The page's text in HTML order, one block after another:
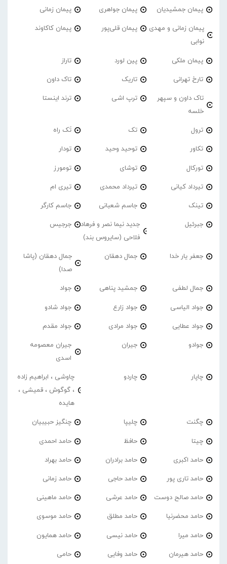
پیمان جمشیدیان پیمان جواهری پیمان زمانی
پیمان زمانی و مهدی
نوابی
پیمان قلی‌پور پیمان کاکاوند
پیمان ملکی پین لورد تاراز
تارخ تهرانی تاریک تاک داون
تاک داون و سپهر
خلسه
ترپ اشی ترند اینستا
ترول تک تَک راه
تکاور توحید وحید تودار
تورکال توشای تومورز
تیرداد کیانی تیرداد محمدی تیری ام
تینک جاسم شعبانی جاسم کارگر
جبرئیل
جدید نیما نصر و فرهاد
فلاحی (سایروس بند)
جرجیس
جعفر یار خدا جمال دهقان
جمال دهقان (پاشا
صدا)
جمال لطفی جمشید پناهی جواد
جواد الیاسی جواد زارع جواد شادو
جواد عطایی جواد مرادی جواد مقدم
جوادو جیران
جیران معصومه
اسدی
چاپار چاردو
چاوشی ، ابراهیم زاده
، گوگوش ، قمیشی ،
هایده
چگنت چلیپا چنگیز حبیبیان
چیتا حافظ حامد احمدی
حامد اکبری حامد برادران حامد بهراد
حامد تاری پور حامد حاجی حامد زمانی
حامد صالح دوست حامد عرشی حامد ماهینی
حامد محضرنیا حامد مطلق حامد موسوی
حامد میرا حامد نیسی حامد همایون
حامد هیرمان حامد وفایی حامی